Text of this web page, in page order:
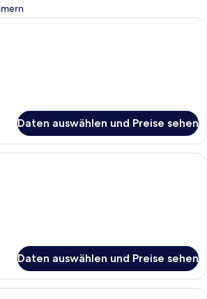
Ein Hotelzimmer mit Bett,
Daten auswählen und Preise sehen
Ein Schlafzimmer mit einem Bett,
Daten auswählen und Preise sehen
Ein Etagenbett mit roter Matratze